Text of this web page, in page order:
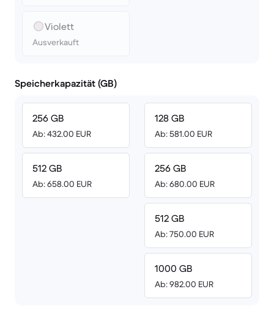
Violett
Ausverkauft
Speicherkapazität (GB)
256 GB
Ab: 432.00 EUR
512 GB
Ab: 658.00 EUR
128 GB
Ab: 581.00 EUR
256 GB
Ab: 680.00 EUR
512 GB
Ab: 750.00 EUR
1000 GB
Ab: 982.00 EUR